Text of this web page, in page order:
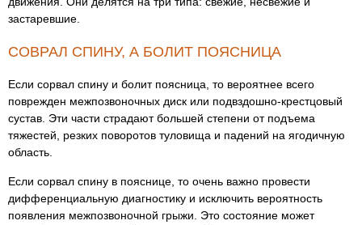
застаревшие.
СОВРАЛ СПИНУ, А БОЛИТ ПОЯСНИЦА
Если сорвал спину и болит поясница, то вероятнее всего
поврежден межпозвоночных диск или подвздошно-крестцовый
сустав. Эти части страдают большей степени от подъема
тяжестей, резких поворотов туловища и падений на ягодичную
область.
Если сорвал спину в пояснице, то очень важно провести
дифференциальную диагностику и исключить вероятность
появления межпозвоночной грыжи. Это состояние может